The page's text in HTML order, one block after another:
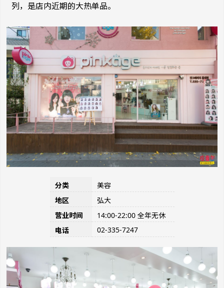
列，是店内近期的大热单品。
分类
美容
地区
弘大
营业时间
14:00-22:00 全年无休
电话
02-335-7247